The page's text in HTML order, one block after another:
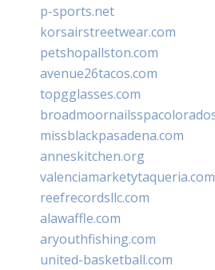
p-sports.net
korsairstreetwear.com
petshopallston.com
avenue26tacos.com
topgglasses.com
missblackpasadena.com
anneskitchen.org
valenciamarketytaqueria.com
reefrecordsllc.com
alawaffle.com
aryouthfishing.com
united-basketball.com